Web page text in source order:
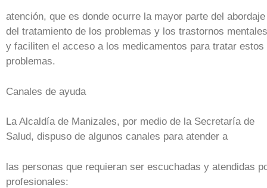
atención, que es donde ocurre la mayor parte del abordaje
del tratamiento de los problemas y los trastornos
y faciliten el acceso a los medicamentos para tratar estos
problemas.
Canales de ayuda
La Alcaldía de Manizales, por medio de la Secretaría de
Salud, dispuso de algunos canales para atender a
las personas que requieran ser escuchadas y atendidas
profesionales: